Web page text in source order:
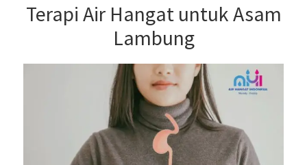
Terapi Air Hangat untuk Asam
Lambung